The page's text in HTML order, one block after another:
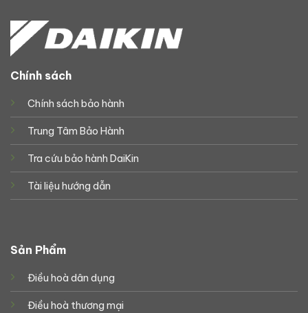
Chính sách
Chính sách bảo hành
Trung Tâm Bảo Hành
Tra cứu bảo hành DaiKin
Tài liệu hướng dẫn
Sản Phẩm
Điều hoà dân dụng
Điều hoà thương mại